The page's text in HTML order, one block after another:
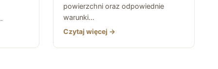
powierzchni oraz odpowiednie
warunki…
Czytaj więcej →